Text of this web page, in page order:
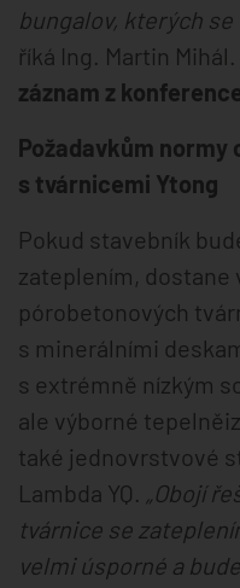
bungalov, kterých se
říká Ing. Martin Mihál.
záznam z
Požadavkům normy
s tvárnicemi Ytong
Pokud stavebník
zateplením, dostane
pórobetonových
s minerálními
s extrémně nízkým
ale výborné
také jednovrstvové
Lambda YQ. „Obojí
tvárnice se
velmi úsporné a